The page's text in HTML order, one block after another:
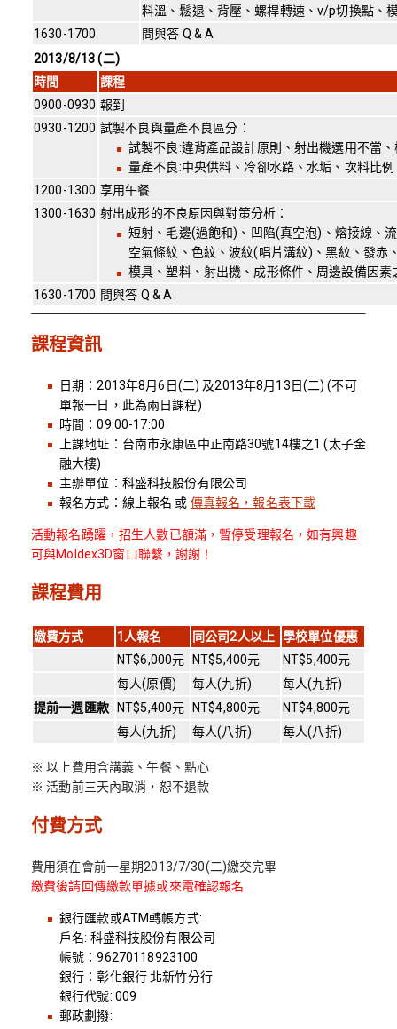
料溫、鬆退、背壓、螺桿轉速、v/p切換點、
1630-1700
問與答 Q & A
2013/8/13 (二)
時間
課程
0900-0930 報到
0930-1200 試製不良與量產不良區分：
試製不良:違背產品設計原則、射出機選用不當
量產不良:中央供料、冷卻水路、水垢、次料比
1200-1300 享用午餐
1300-1630 射出成形的不良原因與對策分析：
短射、毛邊(過飽和)、凹陷(真空泡)、熔接線、
空氣條紋、色紋、波紋(唱片溝紋)、黑紋、發赤
模具、塑料、射出機、成形條件、周邊設備因素
1630-1700 問與答 Q & A
課程資訊
日期：2013年8月6日(二) 及2013年8月13日(二) (不可
單報一日，此為兩日課程)
時間：09:00-17:00
上課地址：台南市永康區中正南路30號14樓之1 (太子金
融大樓)
主辦單位：科盛科技股份有限公司
報名方式：線上報名 或 傳真報名，報名表下載
活動報名踴躍，招生人數已額滿，暫停受理報名，如有興趣
可與Moldex3D窗口聯繫，謝謝！
課程費用
繳費方式 1 人報名 同公司2人以上
學校單位優惠
NT$6,000元
NT$5,400元
NT$5,400元
每人(原價)
每人(九折)
每人(九折)
提前一週匯款
NT$5,400元 NT$4,800元
NT$4,800元
每人(九折)
每人(八折) 每人(八折)
※ 以上費用含講義、午餐、點心
※ 活動前三天內取消，恕不退款
付費方式
費用須在會前一星期2013/7/30(二)繳交完畢
繳費後請回傳繳款單據或來電確認報名
銀行匯款或ATM轉帳方式:
戶名: 科盛科技股份有限公司
帳號：96270118923100
銀行：彰化銀行 北新竹分行
銀行代號: 009
郵政劃撥: